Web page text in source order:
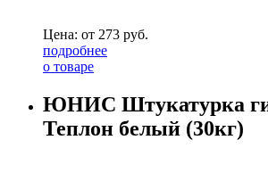
Цена: от 273 руб.
подробнее
о товаре
ЮНИС Штукатурка
Теплон белый (30кг)